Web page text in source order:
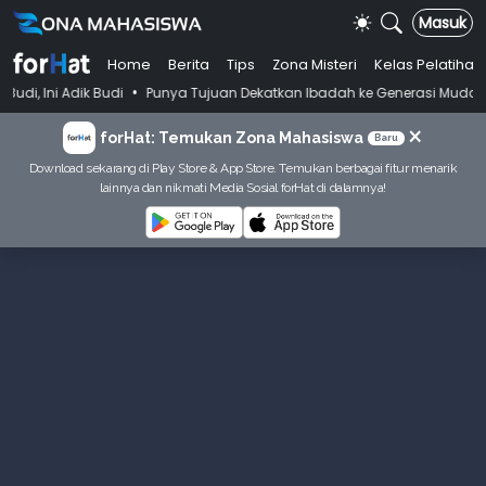
Masuk
Home Berita Tips Zona Misteri
Kelas Pelatihan
Budi • Punya Tujuan Dekatkan Ibadah ke Generasi Muda Skenu Bikin
forHat: Temukan Zona Mahasiswa Baru ×
Download sekarang di Play Store & App Store. Temukan berbagai fitur menarik
lainnya dan nikmati Media Sosial forHat di dalamnya!